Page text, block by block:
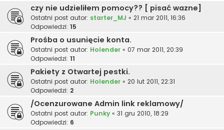
czy nie udzieliłem pomocy?? [ pisać wazne]
Ostatni post autor: starter_MJ « 21 mar 2011, 16:36
Odpowiedzi: 15
Prośba o usunięcie konta.
Ostatni post autor: Holender « 07 mar 2011, 20:39
Odpowiedzi: 11
Pakiety z Otwartej pestki.
Ostatni post autor: Holender « 20 lut 2011, 22:31
Odpowiedzi: 2
/Ocenzurowane Admin link reklamowy/
Ostatni post autor: Punky « 31 gru 2010, 18:29
Odpowiedzi: 6